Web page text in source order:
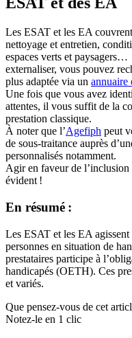
Les ESAT et les EA
nettoyage et entretien,
espaces verts et
externaliser, vous pouvez
plus adaptée via un annuaire
Une fois que vous avez
attentes, il vous suffit de la
prestation classique.
À noter que l’Agefiph peut
de sous-traitance auprès
personnalisés notamment.
Agir en faveur de l’inclusion
évident !
En résumé :
Les ESAT et les EA
personnes en situation de
prestataires participe à
handicapés (OETH). Ces
et variés.
Que pensez-vous de cet
Notez-le en 1 clic